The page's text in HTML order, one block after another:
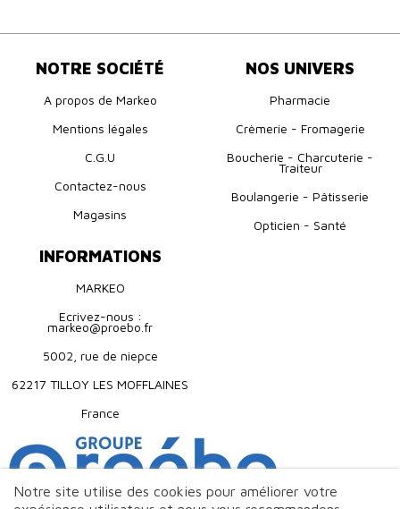
NOTRE SOCIÉTÉ
A propos de Markeo
Mentions légales
C.G.U
Contactez-nous
Magasins
NOS UNIVERS
Pharmacie
Crèmerie - Fromagerie
Boucherie - Charcuterie -
Traiteur
Boulangerie - Pâtisserie
Opticien - Santé
INFORMATIONS
MARKEO
Ecrivez-nous :
markeo@proebo.fr
5002, rue de niepce
62217 TILLOY LES MOFFLAINES
France
Notre site utilise des cookies pour améliorer votre